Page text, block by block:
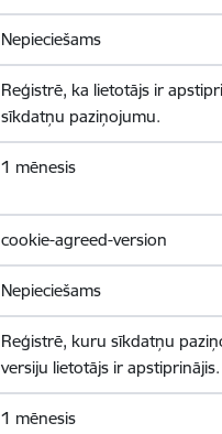
Nepieciešams
Reģistrē, ka lietotājs ir
sīkdatņu paziņojumu.
1 mēnesis
cookie-agreed-version
Nepieciešams
Reģistrē, kuru sīkdatņu
versiju lietotājs ir apstiprinājis.
1 mēnesis